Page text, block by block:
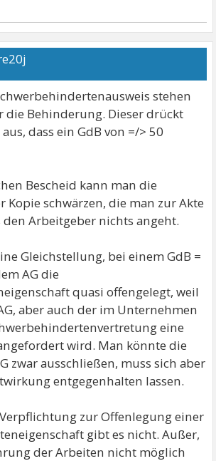
stehen
die Behinderung. Dieser drückt
dass ein GdB von =/> 50
Bescheid kann man die
Kopie schwärzen, die man zur Akte
Arbeitgeber nichts angeht.
Gleichstellung, bei einem GdB =
AG die
quasi offengelegt, weil
aber auch der im Unternehmen
eine
wird. Man könnte die
zwar ausschließen, muss sich aber
entgegenhalten lassen.
zur Offenlegung einer
gibt es nicht. Außer,
der Arbeiten nicht möglich